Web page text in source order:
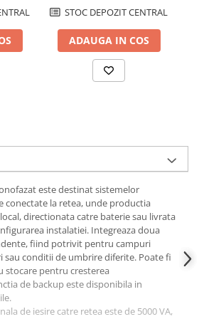
aerian
-
STOC DEPOZIT CENTRAL
ADAUGA IN COS
este destinat sistemelor
conectate la retea, unde productia
directionata catre baterie sau livrata
instalatiei. Integreaza doua
fiind potrivit pentru campuri
conditii de umbrire diferite. Poate fi
stocare pentru cresterea
de backup este disponibila in
de iesire catre retea este de 5000 VA,